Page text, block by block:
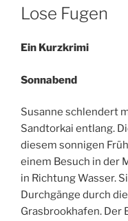
AM
Lose Fugen
Ein Kurzkrimi
Sonnabend
Susanne schlendert
Sandtorkai entlang.
diesem sonnigen
einem Besuch in der
in Richtung Wasser.
Durchgänge durch
Grasbrookhafen. Der